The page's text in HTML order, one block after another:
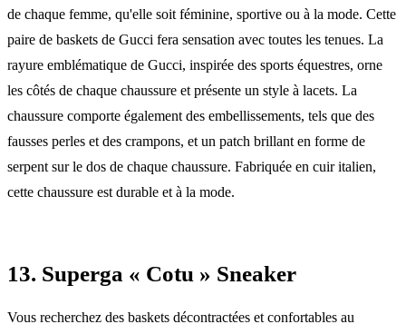
de chaque femme, qu'elle soit féminine, sportive ou à la mode. Cette
paire de baskets de Gucci fera sensation avec toutes les tenues. La
rayure emblématique de Gucci, inspirée des sports équestres, orne
les côtés de chaque chaussure et présente un style à lacets. La
chaussure comporte également des embellissements, tels que des
fausses perles et des crampons, et un patch brillant en forme de
serpent sur le dos de chaque chaussure. Fabriquée en cuir italien,
cette chaussure est durable et à la mode.
13. Superga « Cotu » Sneaker
Vous recherchez des baskets décontractées et confortables au